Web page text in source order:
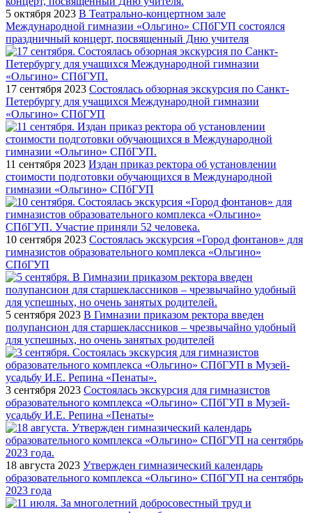
5 октября 2023 В Театрально-концертном зале
Международной гимназии «Ольгино» СПбГУП состоялся
праздничный концерт, посвященный Дню учителя
17 сентября 2023 Состоялась обзорная экскурсия по Санкт-
Петербургу для учащихся Международной гимназии
«Ольгино» СПбГУП
11 сентября 2023 Издан приказ ректора об установлении
стоимости подготовки обучающихся в Международной
гимназии «Ольгино» СПбГУП
10 сентября 2023 Состоялась экскурсия «Город фонтанов» для
гимназистов образовательного комплекса «Ольгино»
СПбГУП
5 сентября 2023 В Гимназии приказом ректора введен
полупансион для старшеклассников – чрезвычайно удобный
для успешных, но очень занятых родителей
3 сентября 2023 Состоялась экскурсия для гимназистов
образовательного комплекса «Ольгино» СПбГУП в Музей-
усадьбу И.Е. Репина «Пенаты»
18 августа 2023 Утвержден гимназический календарь
образовательного комплекса «Ольгино» СПбГУП на сентябрь
2023 года